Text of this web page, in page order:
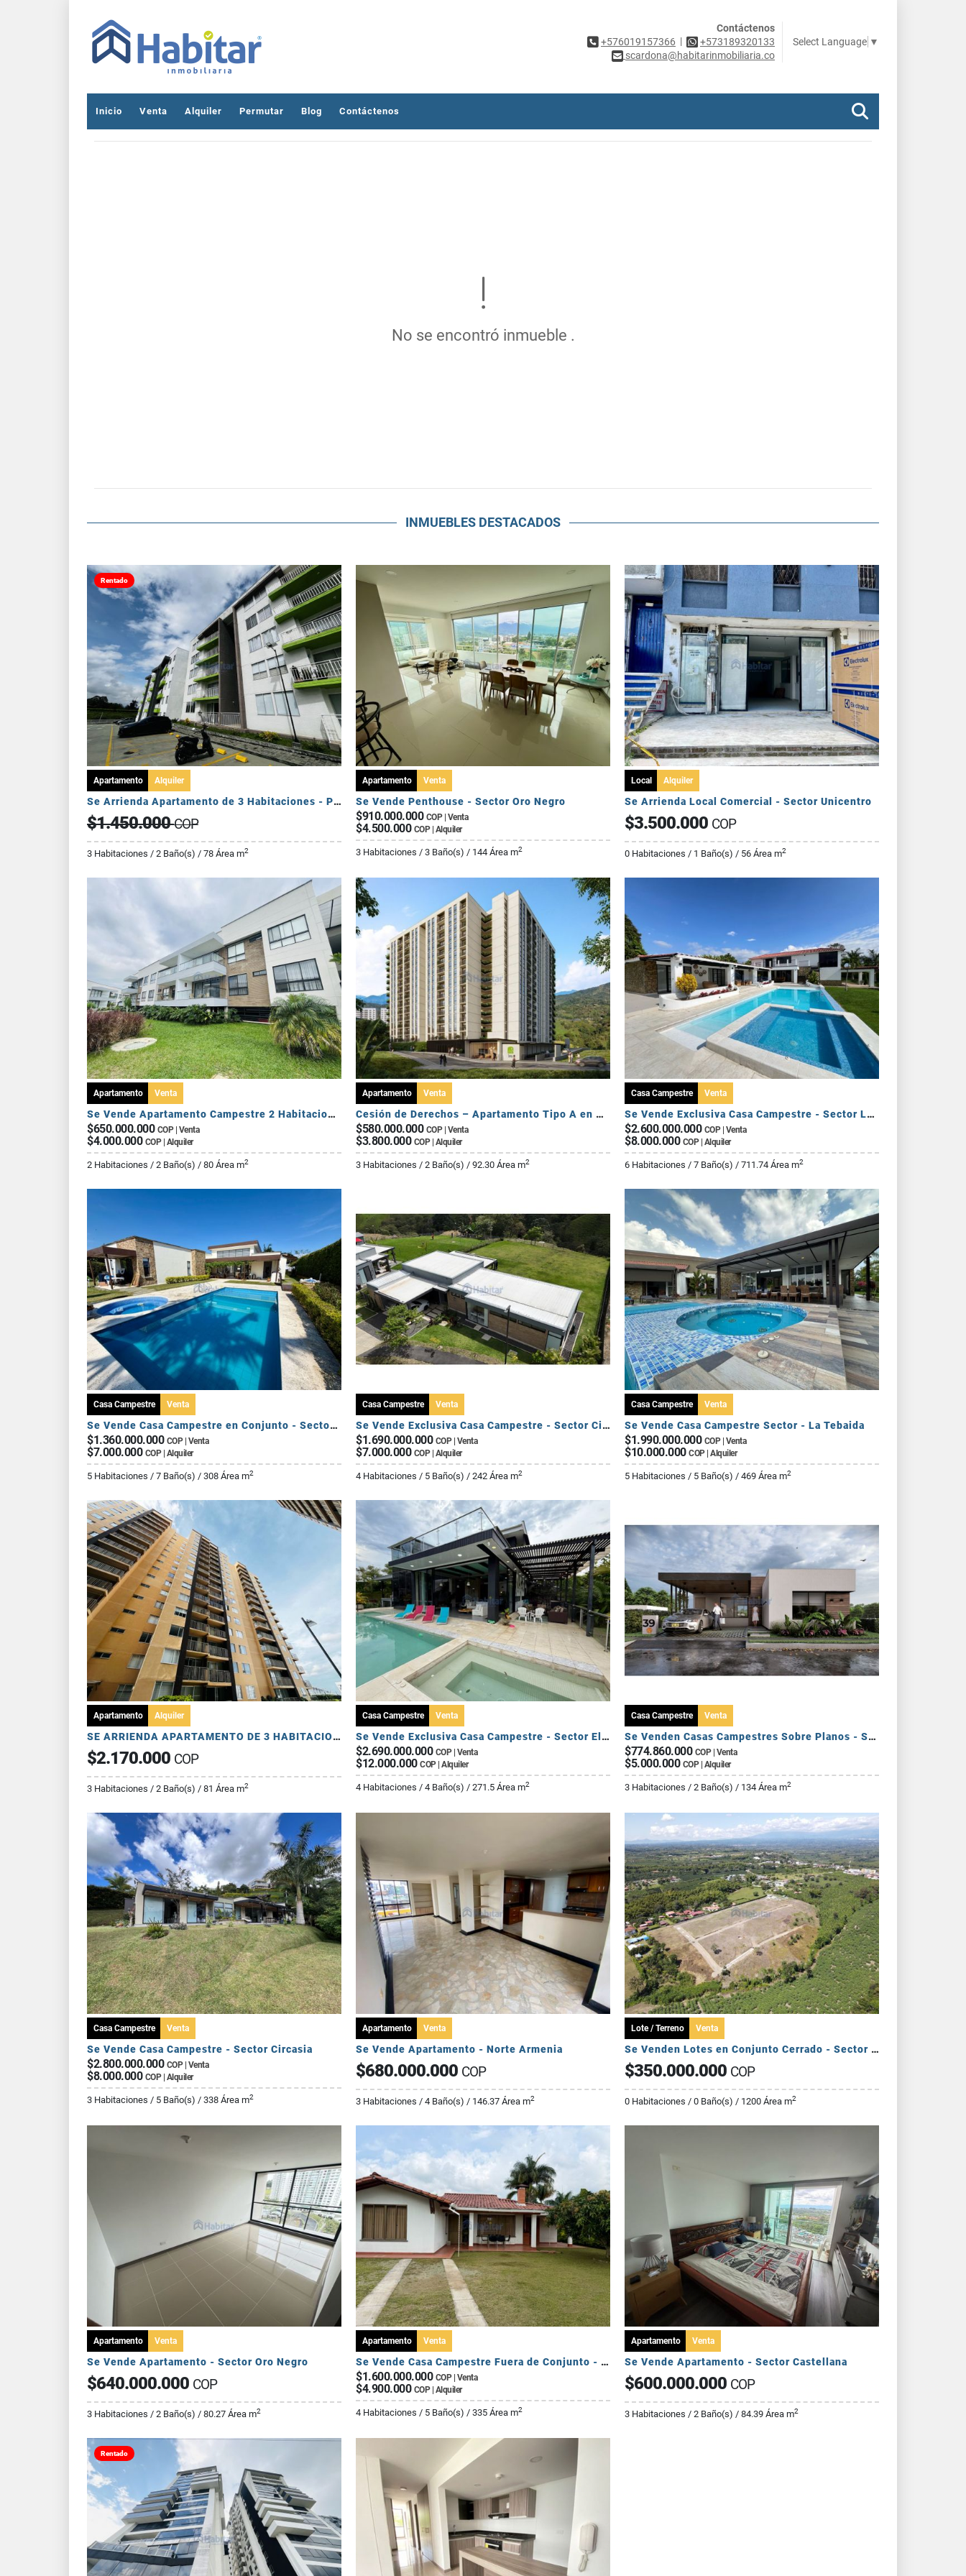
Contáctenos
+576019157366 |
+573189320133
scardona@habitarinmobiliaria.co
Select Language ▼
Inicio Venta Alquiler Permutar Blog Contáctenos
No se encontró inmueble .
INMUEBLES DESTACADOS
Rentado
Apartamento Alquiler
Se Arrienda Apartamento de 3 Habitaciones - Puerto Espejo
$1.450.000COP
3 Habitaciones / 2 Baño(s) / 78 Área m2
Apartamento Venta
Se Vende Penthouse - Sector Oro Negro
$910.000.000 COP | Venta
$4.500.000 COP | Alquiler
3 Habitaciones / 3 Baño(s) / 144 Área m2
Local Alquiler
Se Arrienda Local Comercial - Sector Unicentro
$3.500.000 COP
0 Habitaciones / 1 Baño(s) / 56 Área m2
Apartamento Venta
Se Vende Apartamento Campestre 2 Habitaciones - Via Al Caimo
$650.000.000 COP | Venta
$4.000.000 COP | Alquiler
2 Habitaciones / 2 Baño(s) / 80 Área m2
Apartamento Venta
Cesión de Derechos – Apartamento Tipo A en Seroa | Avenida Centenario
$580.000.000 COP | Venta
$3.800.000 COP | Alquiler
3 Habitaciones / 2 Baño(s) / 92.30 Área m2
Casa Campestre Venta
Se Vende Exclusiva Casa Campestre - Sector La Tebaida
$2.600.000.000 COP | Venta
$8.000.000 COP | Alquiler
6 Habitaciones / 7 Baño(s) / 711.74 Área m2
Casa Campestre Venta
Se Vende Casa Campestre en Conjunto - Sector El Caimo
$1.360.000.000 COP | Venta
$7.000.000 COP | Alquiler
5 Habitaciones / 7 Baño(s) / 308 Área m2
Casa Campestre Venta
Se Vende Exclusiva Casa Campestre - Sector Circasia
$1.690.000.000 COP | Venta
$7.000.000 COP | Alquiler
4 Habitaciones / 5 Baño(s) / 242 Área m2
Casa Campestre Venta
Se Vende Casa Campestre Sector - La Tebaida
$1.990.000.000 COP | Venta
$10.000.000 COP | Alquiler
5 Habitaciones / 5 Baño(s) / 469 Área m2
Apartamento Alquiler
SE ARRIENDA APARTAMENTO DE 3 HABITACIONES - AV 19 NORTE
$2.170.000 COP
3 Habitaciones / 2 Baño(s) / 81 Área m2
Casa Campestre Venta
Se Vende Exclusiva Casa Campestre - Sector El Caimo
$2.690.000.000 COP | Venta
$12.000.000 COP | Alquiler
4 Habitaciones / 4 Baño(s) / 271.5 Área m2
Casa Campestre Venta
Se Venden Casas Campestres Sobre Planos - Sector Circasia
$774.860.000 COP | Venta
$5.000.000 COP | Alquiler
3 Habitaciones / 2 Baño(s) / 134 Área m2
Casa Campestre Venta
Se Vende Casa Campestre - Sector Circasia
$2.800.000.000 COP | Venta
$8.000.000 COP | Alquiler
3 Habitaciones / 5 Baño(s) / 338 Área m2
Apartamento Venta
Se Vende Apartamento - Norte Armenia
$680.000.000 COP
3 Habitaciones / 4 Baño(s) / 146.37 Área m2
Lote / Terreno Venta
Se Venden Lotes en Conjunto Cerrado - Sector Pueblo Tapado
$350.000.000 COP
0 Habitaciones / 0 Baño(s) / 1200 Área m2
Apartamento Venta
Se Vende Apartamento - Sector Oro Negro
$640.000.000 COP
3 Habitaciones / 2 Baño(s) / 80.27 Área m2
Apartamento Venta
Se Vende Casa Campestre Fuera de Conjunto - Sector Av Centenario
$1.600.000.000 COP | Venta
$4.900.000 COP | Alquiler
4 Habitaciones / 5 Baño(s) / 335 Área m2
Apartamento Venta
Se Vende Apartamento - Sector Castellana
$600.000.000 COP
3 Habitaciones / 2 Baño(s) / 84.39 Área m2
Rentado